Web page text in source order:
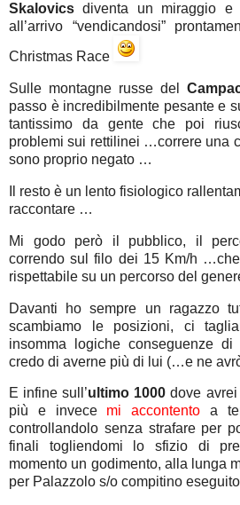
Skalovics diventa un miraggio
all’arrivo “vendicandosi”
Christmas Race
Sulle montagne russe del
passo è incredibilmente pesante e
tantissimo da gente che poi
problemi sui rettilinei …correre una
sono proprio negato …
Il resto è un lento fisiologico
raccontare …
Mi godo però il pubblico, il
correndo sul filo dei 15 Km/h
rispettabile su un percorso del
Davanti ho sempre un ragazzo
scambiamo le posizioni, ci
insomma logiche conseguenze
credo di averne più di lui (…e ne
E infine sull’ultimo 1000 dove
più e invece mi accontento a
controllandolo senza strafare per
finali togliendomi lo sfizio di
momento un godimento, alla lunga
per Palazzolo s/o compitino